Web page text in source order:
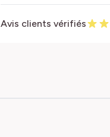
Avis clients vérifiés